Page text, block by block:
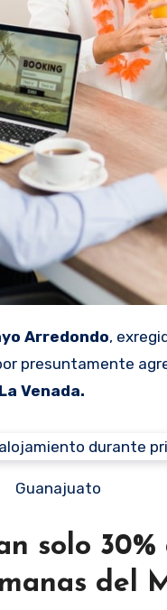
Arredondo,
presuntamente
Venada.
Guanajuato
solo
del